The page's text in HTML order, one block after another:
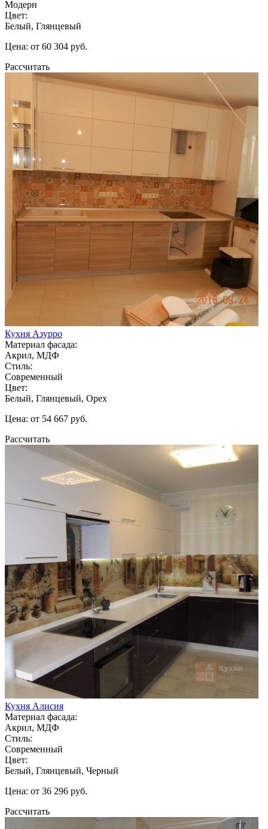
Модерн
Цвет:
Белый, Глянцевый
Цена: от 60 304 руб.
Рассчитать
Кухня Азурро
Материал фасада:
Акрил, МДФ
Стиль:
Современный
Цвет:
Белый, Глянцевый, Орех
Цена: от 54 667 руб.
Рассчитать
Кухня Алисия
Материал фасада:
Акрил, МДФ
Стиль:
Современный
Цвет:
Белый, Глянцевый, Черный
Цена: от 36 296 руб.
Рассчитать